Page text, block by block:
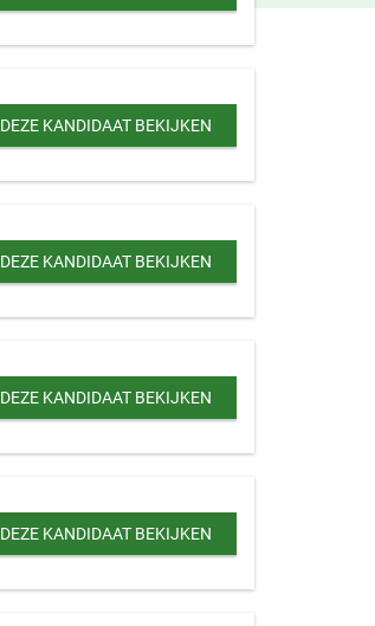
DEZE KANDIDAAT BEKIJKEN
DEZE KANDIDAAT BEKIJKEN
DEZE KANDIDAAT BEKIJKEN
DEZE KANDIDAAT BEKIJKEN